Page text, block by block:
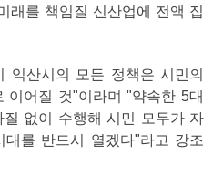
래를 책임질 신산업에 전액 집
익산시의 모든 정책은 시민의
이어질 것"이라며 "약속한 5대
없이 수행해 시민 모두가 자
를 반드시 열겠다"라고 강조